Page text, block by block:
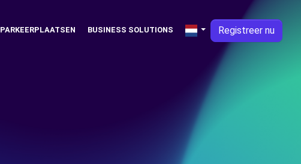
PARKEERPLAATSEN BUSINESS SOLUTIONS Registreer nu